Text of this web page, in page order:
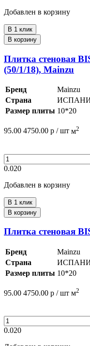
Добавлен в корзину
В 1 клик
В корзину
Плитка стеновая
(50/1/18), Mainzu
Бренд
Mainzu
Страна
Размер плиты 10*20
95.00 4750.00 р / шт м2
0.020
Добавлен в корзину
В 1 клик
В корзину
Плитка стеновая
Бренд
Mainzu
Страна
Размер плиты 10*20
95.00 4750.00 р / шт м2
0.020